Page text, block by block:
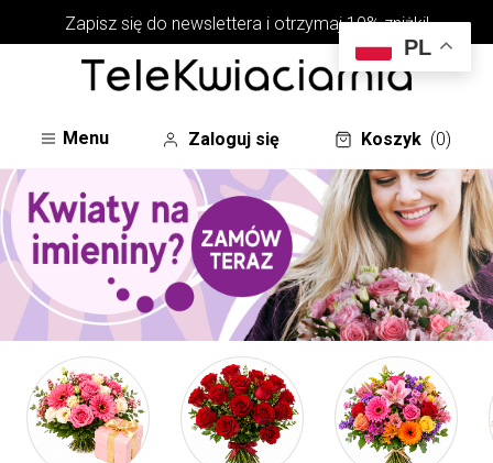
Zapisz się do newslettera i otrzymaj 10% zniżki!
Menu Zaloguj się Koszyk (0)
PL